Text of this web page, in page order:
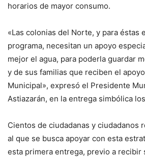
horarios de mayor consumo.
«Las colonias del Norte, y para éstas
programa, necesitan un apoyo
mejor el agua, para poderla guardar
y de sus familias que reciben el
Municipal», expresó el Presidente
Astiazarán, en la entrega simbólica
Cientos de ciudadanas y ciudadanos
al que se busca apoyar con esta
esta primera entrega, previo a recibir